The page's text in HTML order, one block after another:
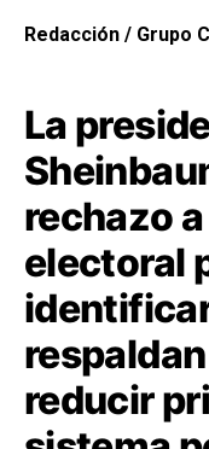
Redacción / Grupo
La
rechazo
electoral
reducir